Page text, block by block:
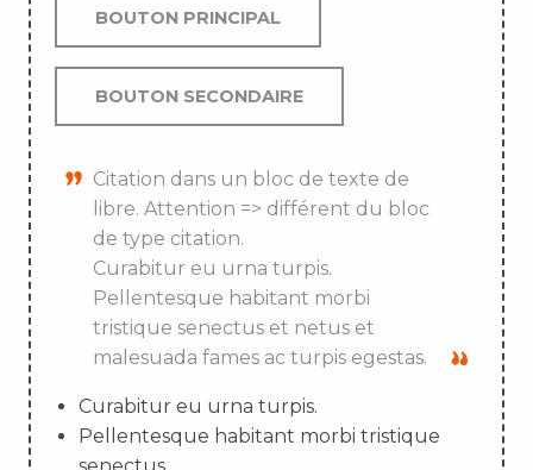
BOUTON PRINCIPAL
BOUTON SECONDAIRE
Citation dans un bloc de texte de
libre. Attention => différent du bloc
de type citation.
Curabitur eu urna turpis.
Pellentesque habitant morbi
tristique senectus et netus et
malesuada fames ac turpis egestas.
Curabitur eu urna turpis.
Pellentesque habitant morbi tristique